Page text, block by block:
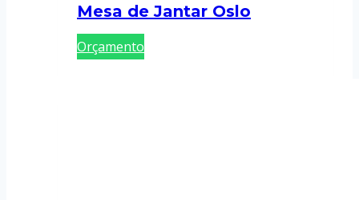
Mesa de Jantar Oslo
Orçamento